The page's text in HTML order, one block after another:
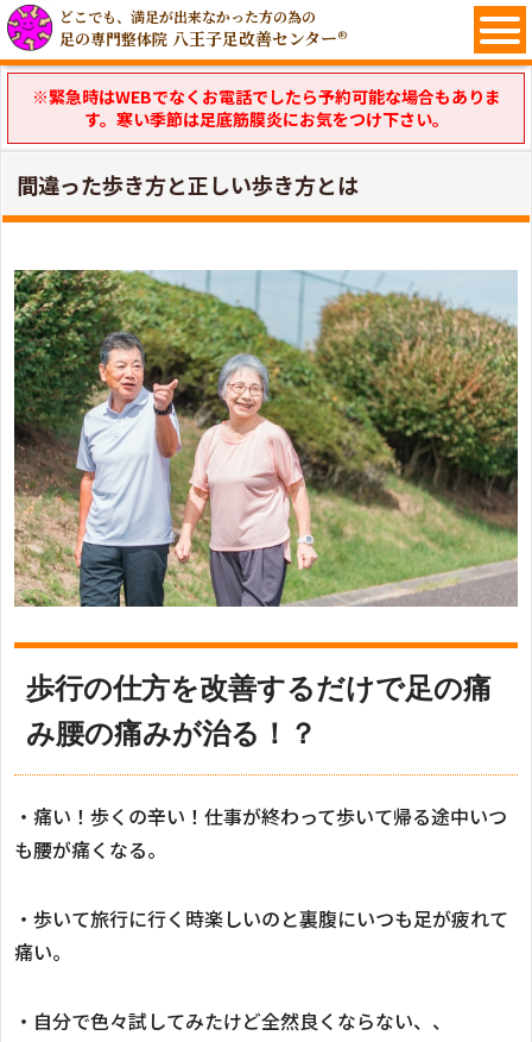
どこでも、満足が出来なかった方の為の
足の専門整体院 八王子足改善センター®
※緊急時はWEBでなくお電話でしたら予約可能な場合もありま
す。寒い季節は足底筋膜炎にお気をつけ下さい。
間違った歩き方と正しい歩き方とは
歩行の仕方を改善するだけで足の痛
み腰の痛みが治る！？
・痛い！歩くの辛い！仕事が終わって歩いて帰る途中いつ
も腰が痛くなる。
・歩いて旅行に行く時楽しいのと裏腹にいつも足が疲れて
痛い。
・自分で色々試してみたけど全然良くならない、、